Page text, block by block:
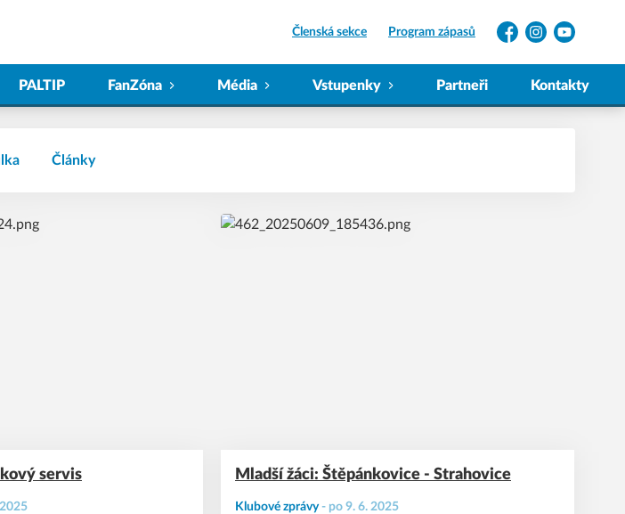
Členská sekce Program zápasů
FacebookInstagramYouTube
PALTIP FanZóna Média Vstupenky Partneři Kontakty
Články
servis
Klubové zprávy- po 9. 6. 2025
Mladší žáci: Štěpánkovice - Strahovice